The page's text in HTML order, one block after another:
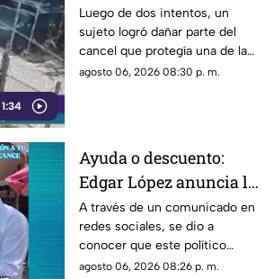
1:34
al ingresar a cochera
ajena en calle Rancho
Rodeo
Luego de dos intentos, un
sujeto logró dañar parte del
cancel que protegía una de las
puertas de una cochera
agosto 06, 2026 08:30 p. m.
Ayuda o descuento:
Edgar López anuncia la
nueva estrategia para
ayudar algunas
familias
A través de un comunicado en
redes sociales, se dio a
conocer que este político
presuntamente busca ayudar a
agosto 06, 2026 08:26 p. m.